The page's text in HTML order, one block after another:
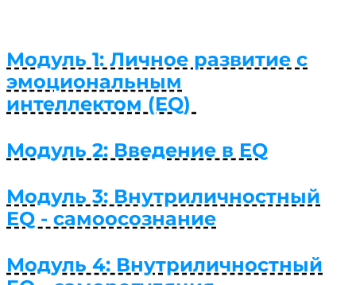
Модуль 1: Личное развитие с
эмоциональным
интеллектом (EQ)
Модуль 2: Введение в EQ
Модуль 3: Внутриличностный
EQ - самоосознание
Модуль 4: Внутриличностный